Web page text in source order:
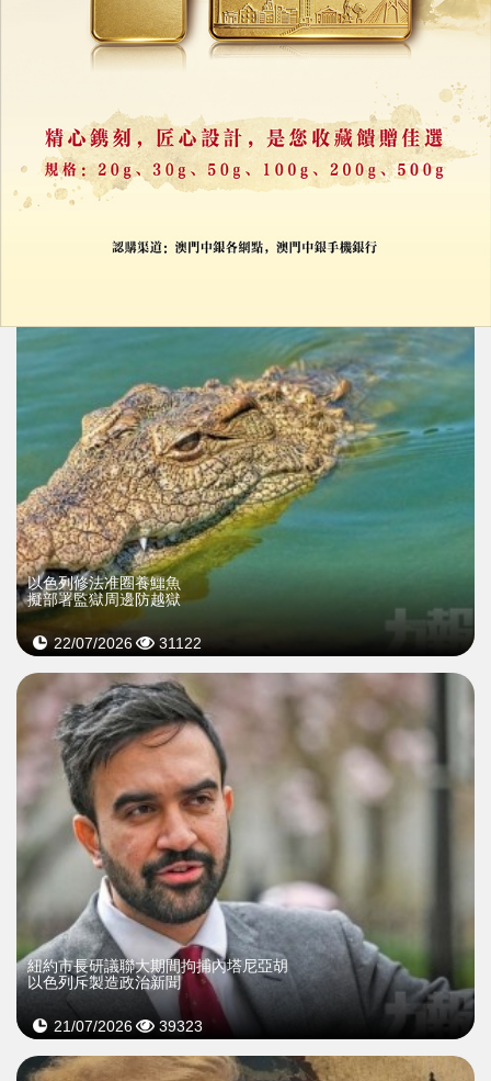
傳美擬派特戰隊強奪伊朗濃縮鈾
28/07/2026 22474
以色列修法准圈養鱷魚
擬部署監獄周邊防越獄
22/07/2026 31122
紐約市長研議聯大期間拘捕內塔尼亞胡
以色列斥製造政治新聞
21/07/2026 39323